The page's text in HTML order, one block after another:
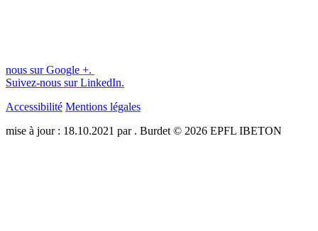
nous sur Google +.
Suivez-nous sur LinkedIn.
Accessibilité Mentions légales
mise à jour : 18.10.2021 par . Burdet © 2026 EPFL IBETON